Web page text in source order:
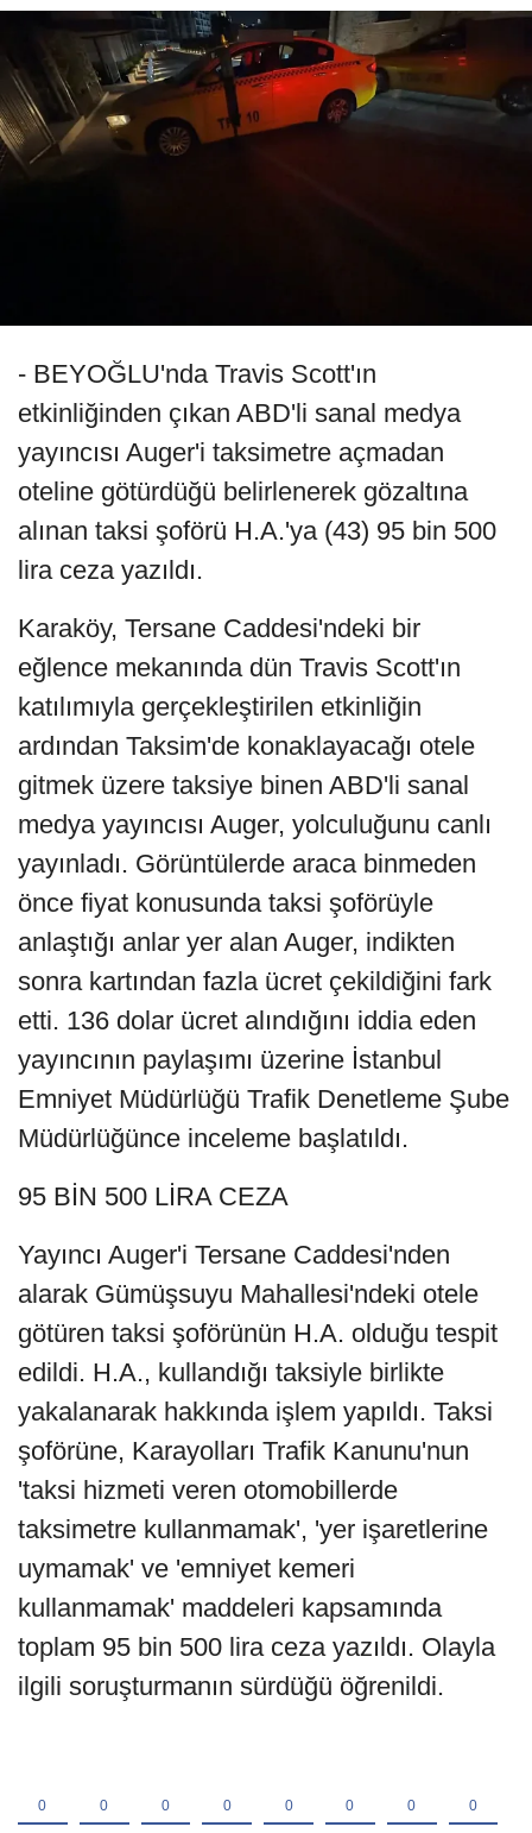
- BEYOĞLU'nda Travis Scott'ın
etkinliğinden çıkan ABD'li sanal medya
yayıncısı Auger'i taksimetre açmadan
oteline götürdüğü belirlenerek gözaltına
alınan taksi şoförü H.A.'ya (43) 95 bin 500
lira ceza yazıldı.
Karaköy, Tersane Caddesi'ndeki bir
eğlence mekanında dün Travis Scott'ın
katılımıyla gerçekleştirilen etkinliğin
ardından Taksim'de konaklayacağı otele
gitmek üzere taksiye binen ABD'li sanal
medya yayıncısı Auger, yolculuğunu canlı
yayınladı. Görüntülerde araca binmeden
önce fiyat konusunda taksi şoförüyle
anlaştığı anlar yer alan Auger, indikten
sonra kartından fazla ücret çekildiğini fark
etti. 136 dolar ücret alındığını iddia eden
yayıncının paylaşımı üzerine İstanbul
Emniyet Müdürlüğü Trafik Denetleme Şube
Müdürlüğünce inceleme başlatıldı.
95 BİN 500 LİRA CEZA
Yayıncı Auger'i Tersane Caddesi'nden
alarak Gümüşsuyu Mahallesi'ndeki otele
götüren taksi şoförünün H.A. olduğu tespit
edildi. H.A., kullandığı taksiyle birlikte
yakalanarak hakkında işlem yapıldı. Taksi
şoförüne, Karayolları Trafik Kanunu'nun
'taksi hizmeti veren otomobillerde
taksimetre kullanmamak', 'yer işaretlerine
uymamak' ve 'emniyet kemeri
kullanmamak' maddeleri kapsamında
toplam 95 bin 500 lira ceza yazıldı. Olayla
ilgili soruşturmanın sürdüğü öğrenildi.